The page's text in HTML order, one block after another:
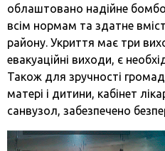
облаштовано надійне
всім нормам та здатне
району. Укриття має три
евакуаційні виходи, є
Також для зручності
матері і дитини, кабінет
санвузол, забезпечено